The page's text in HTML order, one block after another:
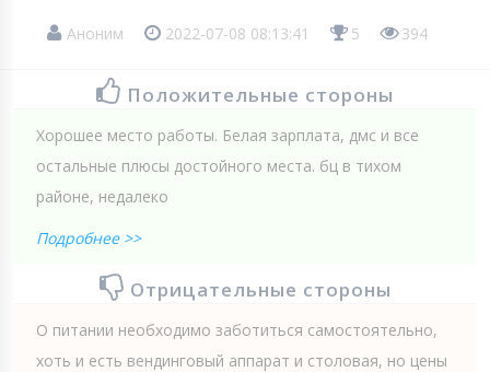
Аноним 2022-07-08 08:13:41 5 394
Положительные стороны
Хорошее место работы. Белая зарплата, дмс и все
остальные плюсы достойного места. бц в тихом
районе, недалеко
Подробнее >>
Отрицательные стороны
О питании необходимо заботиться самостоятельно,
хоть и есть вендинговый аппарат и столовая, но цены